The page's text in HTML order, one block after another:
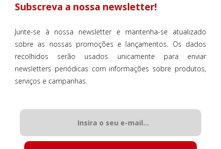
Subscreva a nossa newsletter!
Junte-se à nossa newsletter e mantenha-se atualizado
sobre as nossas promoções e lançamentos. Os dados
recolhidos serão usados unicamente para enviar
newsletters periódicas com informações sobre produtos,
serviços e campanhas.